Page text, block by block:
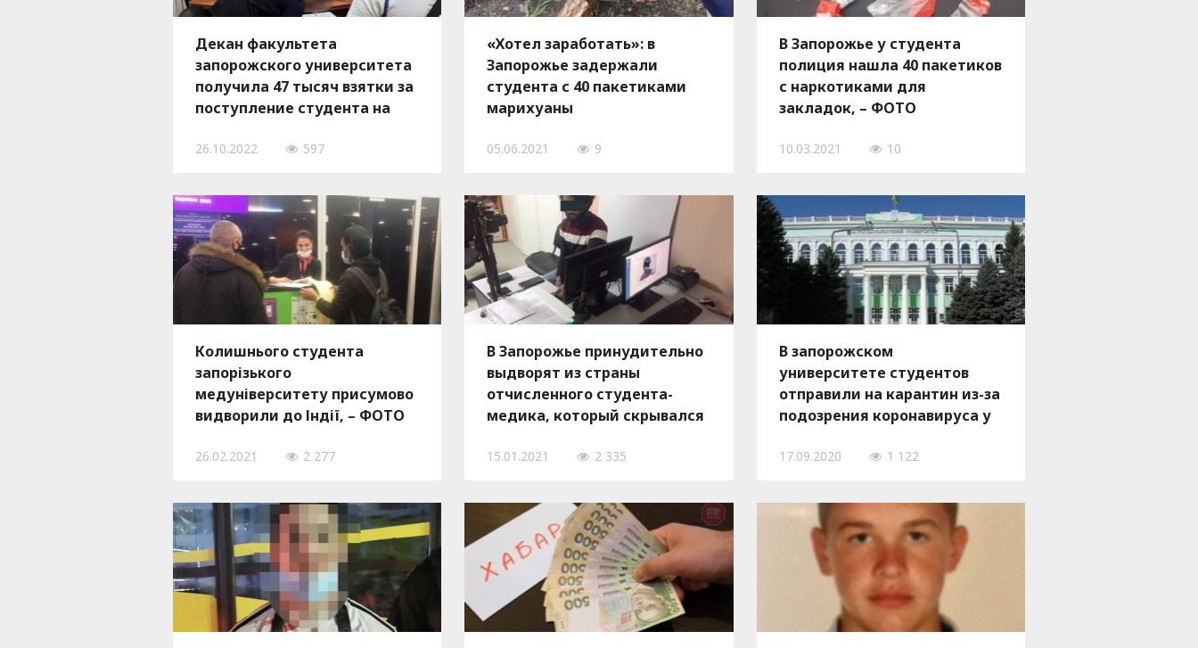
Декан факультета
запорожского университета
получила 47 тысяч взятки за
поступление студента на
26.10.2022 597
«Хотел заработать»: в
Запорожье задержали
студента с 40 пакетиками
марихуаны
05.06.2021 9
В Запорожье у студента
полиция нашла 40 пакетиков
с наркотиками для
закладок, – ФОТО
10.03.2021 10
Колишнього студента
запорізького
медуніверситету присумово
видворили до Індії, – ФОТО
26.02.2021 2 277
В Запорожье принудительно
выдворят из страны
отчисленного студента-
медика, который скрывался
ФОТО
15.01.2021 2 335
В запорожском
университете студентов
отправили на карантин из-за
подозрения коронавируса у
17.09.2020 1 122